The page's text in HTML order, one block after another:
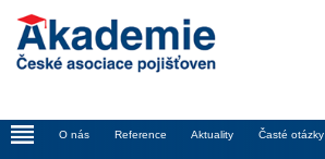
_ O nás Reference Aktuality Časté otázky